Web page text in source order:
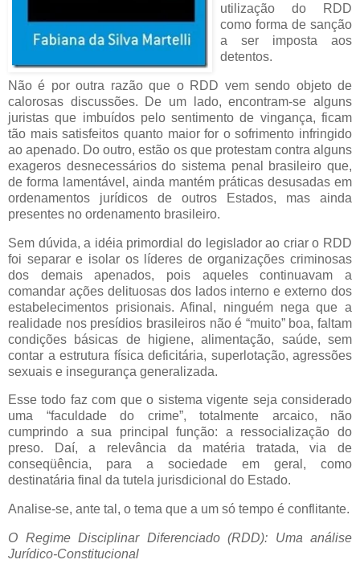
utilização do RDD
como forma de sanção
a ser imposta aos
detentos.
Não é por outra razão que o RDD vem sendo objeto de
calorosas discussões. De um lado, encontram-se alguns
juristas que imbuídos pelo sentimento de vingança, ficam
tão mais satisfeitos quanto maior for o sofrimento infringido
ao apenado. Do outro, estão os que protestam contra alguns
exageros desnecessários do sistema penal brasileiro que,
de forma lamentável, ainda mantém práticas desusadas em
ordenamentos jurídicos de outros Estados, mas ainda
presentes no ordenamento brasileiro.
Sem dúvida, a idéia primordial do legislador ao criar o RDD
foi separar e isolar os líderes de organizações criminosas
dos demais apenados, pois aqueles continuavam a
comandar ações delituosas dos lados interno e externo dos
estabelecimentos prisionais. Afinal, ninguém nega que a
realidade nos presídios brasileiros não é “muito” boa, faltam
condições básicas de higiene, alimentação, saúde, sem
contar a estrutura física deficitária, superlotação, agressões
sexuais e insegurança generalizada.
Esse todo faz com que o sistema vigente seja considerado
uma “faculdade do crime”, totalmente arcaico, não
cumprindo a sua principal função: a ressocialização do
preso. Daí, a relevância da matéria tratada, via de
conseqüência, para a sociedade em geral, como
destinatária final da tutela jurisdicional do Estado.
Analise-se, ante tal, o tema que a um só tempo é conflitante.
O Regime Disciplinar Diferenciado (RDD): Uma análise
Jurídico-Constitucional